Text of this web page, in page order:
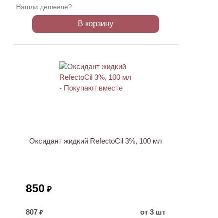
Нашли дешевле?
В корзину
Оксидант жидкий RefectoCil 3%, 100 мл
850 ₽
807 ₽ от 3 шт